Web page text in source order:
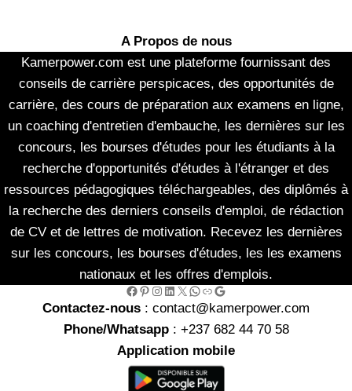
A Propos de nous
Kamerpower.com est une plateforme fournissant des
conseils de carrière perspicaces, des opportunités de
carrière, des cours de préparation aux examens en ligne,
un coaching d'entretien d'embauche, les dernières sur les
concours, les bourses d'études pour les étudiants à la
recherche d'opportunités d'études à l'étranger et des
ressources pédagogiques téléchargeables, des diplômés à
la recherche des derniers conseils d'emploi, de rédaction
de CV et de lettres de motivation. Recevez les dernières
sur les concours, les bourses d'études, les les examens
nationaux et les offres d'emplois.
Facebook Pinterest Instagram LinkedIn X WhatsApp Link Google
Contactez-nous : contact@kamerpower.com
Phone/Whatsapp: +237 682 44 70 58
Application mobile